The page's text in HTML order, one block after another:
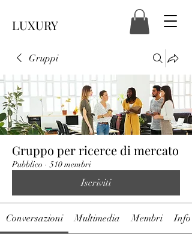
LUXURY
Gruppi
Gruppo per ricerce di mercato
Pubblico · 510 membri
Iscriviti
Conversazioni Multimedia Membri Info